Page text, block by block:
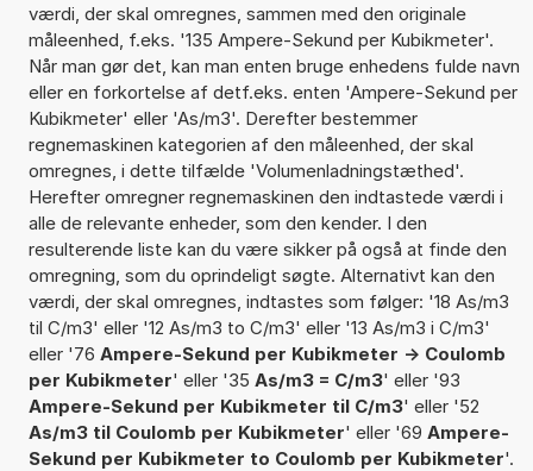
værdi, der skal omregnes, sammen med den originale
måleenhed, f.eks. '135 Ampere-Sekund per Kubikmeter'.
Når man gør det, kan man enten bruge enhedens fulde navn
eller en forkortelse af detf.eks. enten 'Ampere-Sekund per
Kubikmeter' eller 'As/m3'. Derefter bestemmer
regnemaskinen kategorien af den måleenhed, der skal
omregnes, i dette tilfælde 'Volumenladningstæthed'.
Herefter omregner regnemaskinen den indtastede værdi i
alle de relevante enheder, som den kender. I den
resulterende liste kan du være sikker på også at finde den
omregning, som du oprindeligt søgte. Alternativt kan den
værdi, der skal omregnes, indtastes som følger: '18 As/m3
til C/m3' eller '12 As/m3 to C/m3' eller '13 As/m3 i C/m3'
eller '76 Ampere-Sekund per Kubikmeter -> Coulomb
per Kubikmeter' eller '35 As/m3 = C/m3' eller '93
Ampere-Sekund per Kubikmeter til C/m3' eller '52
As/m3 til Coulomb per Kubikmeter' eller '69 Ampere-
Sekund per Kubikmeter to Coulomb per Kubikmeter'.